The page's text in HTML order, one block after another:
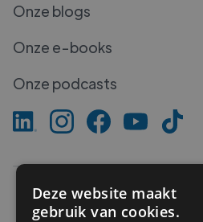
Onze blogs
Onze e-books
Onze podcasts
Deze website maakt
gebruik van cookies.